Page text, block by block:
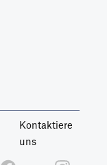
Kontaktiere
uns